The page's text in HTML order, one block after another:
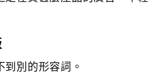
別的形容詞。